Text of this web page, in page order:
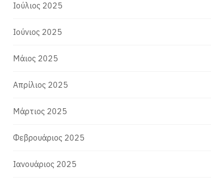
Ιούλιος 2025
Ιούνιος 2025
Μάιος 2025
Απρίλιος 2025
Μάρτιος 2025
Φεβρουάριος 2025
Ιανουάριος 2025